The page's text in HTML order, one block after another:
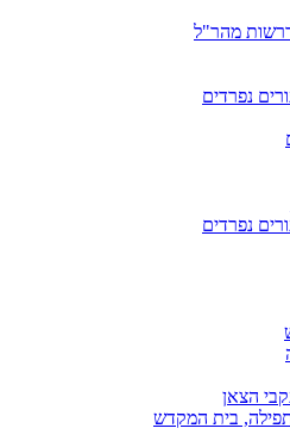
מהר"ל
נפרדים
נפרדים
הצאן
בית המקדש